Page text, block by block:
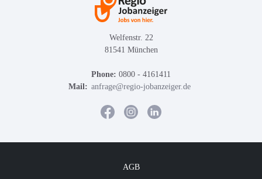
Welfenstr. 22
81541 München
Phone: 0800 - 4161411
Mail: anfrage@regio-jobanzeiger.de
AGB